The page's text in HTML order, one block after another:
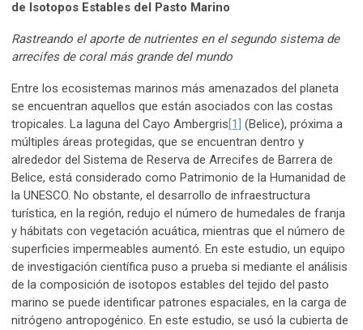
de Isotopos Estables del Pasto Marino
Rastreando el aporte de nutrientes en el segundo sistema de
arrecifes de coral más grande del mundo
Entre los ecosistemas marinos más amenazados del planeta
se encuentran aquellos que están asociados con las costas
tropicales. La laguna del Cayo Ambergris [1]
(Belice), próxima a
múltiples áreas protegidas, que se encuentran dentro y
alrededor del Sistema de Reserva de Arrecifes de Barrera de
Belice, está considerado como Patrimonio de la Humanidad de
la UNESCO. No obstante, el desarrollo de infraestructura
turística, en la región, redujo el número de humedales de franja
y hábitats con vegetación acuática, mientras que el número de
superficies impermeables aumentó. En este estudio, un equipo
de investigación científica puso a prueba si mediante el análisis
de la composición de isotopos estables del tejido del pasto
marino se puede identificar patrones espaciales, en la carga de
nitrógeno antropogénico. En este estudio, se usó la cubierta de